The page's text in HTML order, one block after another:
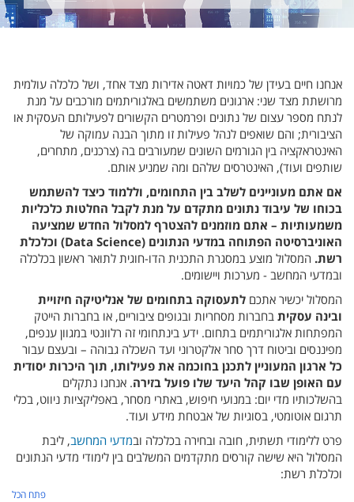
אנחנו חיים בעידן של כמויות דאטה אדירות מצד אחד, ושל כלכלה עולמית
מרושתת מצד שני: ארגונים משתמשים באלגוריתמים מורכבים על מנת
לנתח מספר עצום של נתונים ופרמטרים הקשורים לפעילותם העסקית או
הציבורית; והם שואפים לנהל פעילות זו מתוך הבנה עמוקה של
האינטראקציה בין הגורמים השונים שמעורבים בה (צרכנים, מתחרים,
שותפים ועוד), האינטרסים שלהם ומה שמניע אותם.
אם אתם מעוניינים לשלב בין התחומים, וללמוד כיצד להשתמש
בכוחו של עיבוד נתונים מתקדם על מנת לקבל החלטות כלכליות
משמעותיות – אתם מוזמנים להצטרף למסלול החדש שמציעה
האוניברסיטה הפתוחה במדעי הנתונים (Data Science) וכלכלת
רשת. המסלול מוצע במסגרת התכנית הדו-חוגית לתואר ראשון בכלכלה
ובמדעי המחשב - מערכות ויישומים.
המסלול יכשיר אתכם לתעסוקה בתחומים של אנליטיקה חיזויית
ובינה עסקית בחברות מסחריות ובגופים ציבוריים, או בחברות הייטק
המפתחות אלגוריתמים בתחום. ידע בינתחומי זה רלוונטי במגוון ענפים,
מפיננסים וביטוח דרך סחר אלקטרוני ועד השכלה גבוהה – ובעצם עבור
כל ארגון המעוניין לתכנן בחוכמה את פעילותו, תוך היכרות יסודית
עם האופן שבו קהל היעד שלו פועל בזירה. אנחנו נתקלים
בהשלכותיו מדי יום: במנועי חיפוש, באתרי מסחר, באפליקציות ניווט, בכלי
תרגום אוטומטי, בסוגיות של אבטחת מידע ועוד.
פרט ללימודי תשתית, חובה ובחירה בכלכלה ובמדעי המחשב, ליבת
המסלול היא שישה קורסים מתקדמים המשלבים בין לימודי מדעי הנתונים
וכלכלת רשת:
פתח הכל